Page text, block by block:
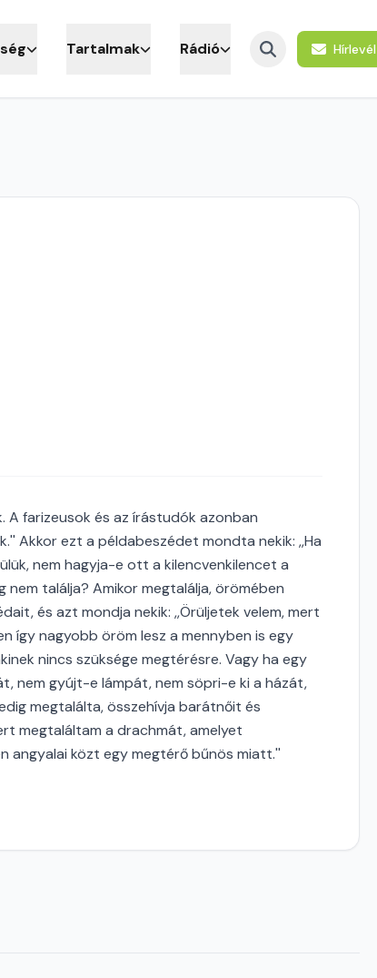
Tartalmak Rádió Hírlevél
A farizeusok és az írástudók azonban
Akkor ezt a példabeszédet mondta nekik: ,,Ha
nem hagyja-e ott a kilencvenkilencet a
találja? Amikor megtalálja, örömében
és azt mondja nekik: ,,Örüljetek velem, mert
így nagyobb öröm lesz a mennyben is egy
nincs szüksége megtérésre. Vagy ha egy
nem gyújt-e lámpát, nem söpri-e ki a házát,
megtalálta, összehívja barátnőit és
megtaláltam a drachmát, amelyet
angyalai közt egy megtérő bűnös miatt.''